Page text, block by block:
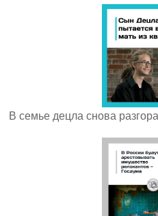
В семье децла снова